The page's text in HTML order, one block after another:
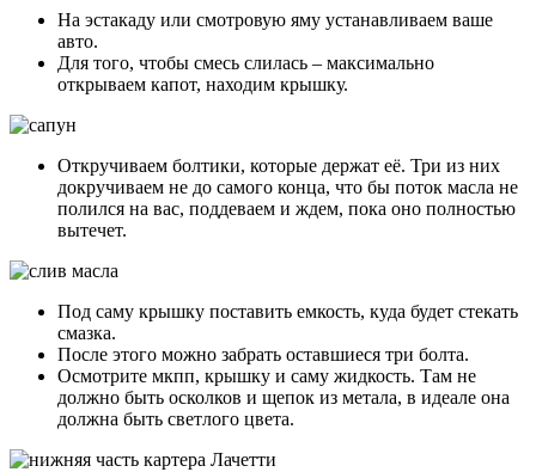
На эстакаду или смотровую яму устанавливаем ваше
авто.
Для того, чтобы смесь слилась – максимально
открываем капот, находим крышку.
Откручиваем болтики, которые держат её. Три из них
докручиваем не до самого конца, что бы поток масла не
полился на вас, поддеваем и ждем, пока оно полностью
вытечет.
Под саму крышку поставить емкость, куда будет стекать
смазка.
После этого можно забрать оставшиеся три болта.
Осмотрите мкпп, крышку и саму жидкость. Там не
должно быть осколков и щепок из метала, в идеале она
должна быть светлого цвета.